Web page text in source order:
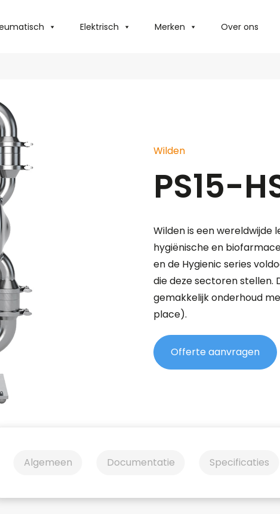
Elektrisch Merken Over ons
Wilden
PS15-
Wilden is een wereldwijde
hygiënische en
en de Hygienic series
die deze sectoren stellen.
gemakkelijk onderhoud
place).
Offerte aanvragen
Algemeen Documentatie Specificaties